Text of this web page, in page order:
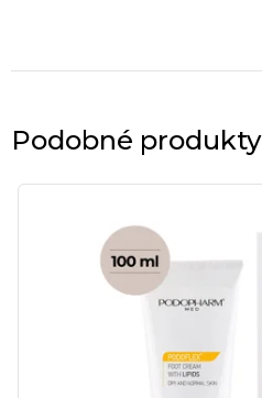
Podobné produkty